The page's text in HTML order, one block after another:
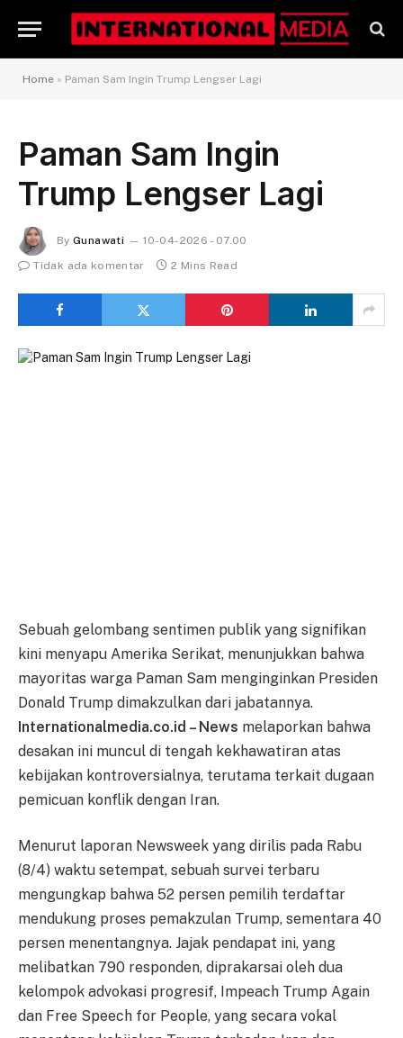
Home » Paman Sam Ingin Trump Lengser Lagi
Paman Sam Ingin
Trump Lengser Lagi
By Gunawati
10-04-2026 - 07.00
Tidak ada komentar
2 Mins Read
Sebuah gelombang sentimen publik yang signifikan
kini menyapu Amerika Serikat, menunjukkan bahwa
mayoritas warga Paman Sam menginginkan Presiden
Donald Trump dimakzulkan dari jabatannya.
Internationalmedia.co.id – News melaporkan bahwa
desakan ini muncul di tengah kekhawatiran atas
kebijakan kontroversialnya, terutama terkait dugaan
pemicuan konflik dengan Iran.
Menurut laporan Newsweek yang dirilis pada Rabu
(8/4) waktu setempat, sebuah survei terbaru
mengungkap bahwa 52 persen pemilih terdaftar
mendukung proses pemakzulan Trump, sementara 40
persen menentangnya. Jajak pendapat ini, yang
melibatkan 790 responden, diprakarsai oleh dua
kelompok advokasi progresif, Impeach Trump Again
dan Free Speech for People, yang secara vokal